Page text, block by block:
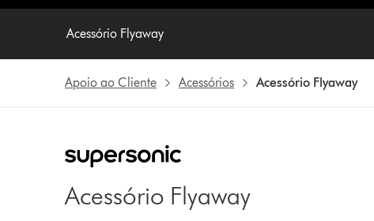
Acessório Flyaway
Apoio ao Cliente Acessórios Acessório Flyaway
Acessório Flyaway